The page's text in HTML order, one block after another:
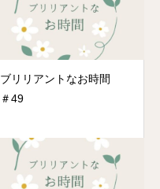
ブリリアントなお時間
＃49